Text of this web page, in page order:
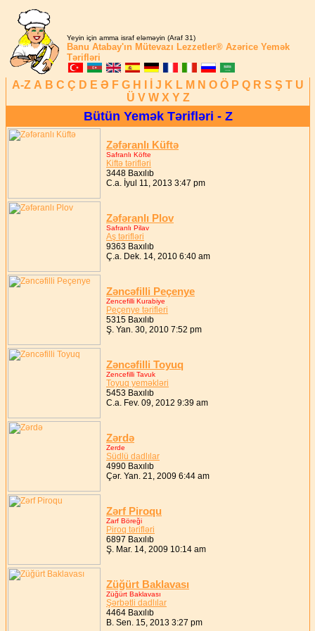
Yeyin için amma israf eləməyin (Araf 31)
Banu Atabay'ın Mütevazı Lezzetler® Azərice Yemək
Tərifləri
A-Z A B C Ç D E Ə F G H J K L M N O Ö P Q R S Ş T U
Ü V W X Y Z
Bütün Yemək Tərifləri - Z
Zəfəranlı Küftə
Safranlı Köfte
Kiftə tərifləri
3448 Baxılıb
C.a. İyul 11, 2013 3:47 pm
Zəfəranlı Plov
Safranlı Pilav
Aş tərifləri
9363 Baxılıb
Ç.a. Dek. 14, 2010 6:40 am
Zəncəfilli Peçenye
Zencefilli Kurabiye
Peçenye tərifleri
5315 Baxılıb
Ş. Yan. 30, 2010 7:52 pm
Zəncəfilli Toyuq
Zencefilli Tavuk
Toyuq yeməkləri
5453 Baxılıb
C.a. Fev. 09, 2012 9:39 am
Zərdə
Zerde
Südlü dadlılar
4990 Baxılıb
Çər. Yan. 21, 2009 6:44 am
Zərf Piroqu
Zarf Böreği
Piroq tərifləri
6897 Baxılıb
Ş. Mar. 14, 2009 10:14 am
Züğürt Baklavası
Züğürt Baklavası
Şərbətli dadlılar
4464 Baxılıb
B. Sen. 15, 2013 3:27 pm